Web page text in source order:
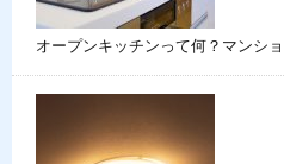
オープンキッチンって何？マンシ